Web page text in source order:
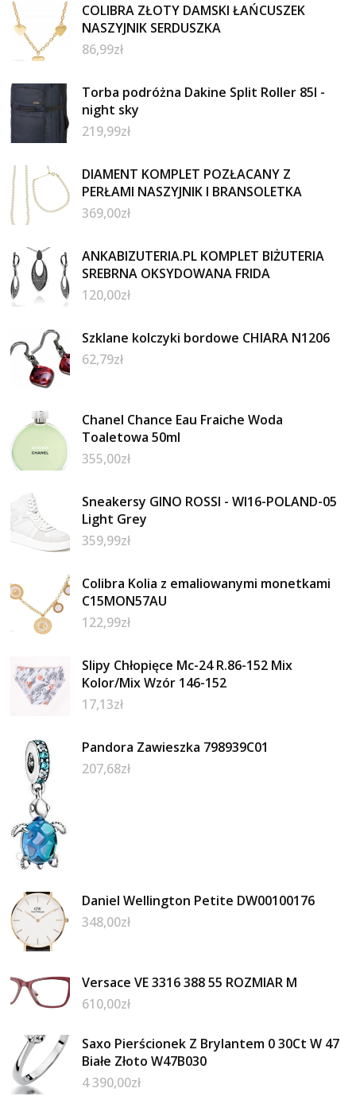
COLIBRA ZŁOTY DAMSKI ŁAŃCUSZEK
NASZYJNIK SERDUSZKA
86,99zł
Torba podróżna Dakine Split Roller 85l -
night sky
219,99zł
DIAMENT KOMPLET POZŁACANY Z
PERŁAMI NASZYJNIK I BRANSOLETKA
369,00zł
ANKABIZUTERIA.PL KOMPLET BIŻUTERIA
SREBRNA OKSYDOWANA FRIDA
120,00zł
Szklane kolczyki bordowe CHIARA N1206
62,79zł
Chanel Chance Eau Fraiche Woda
Toaletowa 50ml
355,00zł
Sneakersy GINO ROSSI - WI16-POLAND-05
Light Grey
359,99zł
Colibra Kolia z emaliowanymi monetkami
C15MON57AU
122,99zł
Slipy Chłopięce Mc-24 R.86-152 Mix
Kolor/Mix Wzór 146-152
17,13zł
Pandora Zawieszka 798939C01
207,68zł
Daniel Wellington Petite DW00100176
348,00zł
Versace VE 3316 388 55 ROZMIAR M
610,00zł
Saxo Pierścionek Z Brylantem 0 30Ct W 47
Białe Złoto W47B030
4 390,00zł